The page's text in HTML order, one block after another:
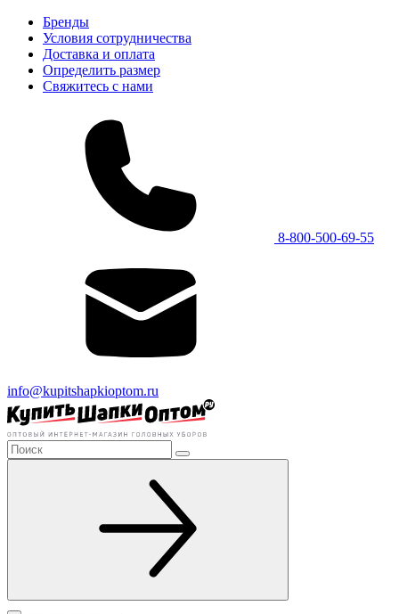
Бренды
Условия сотрудничества
Доставка и оплата
Определить размер
Свяжитесь с нами
8-800-500-69-55
info@kupitshapkioptom.ru